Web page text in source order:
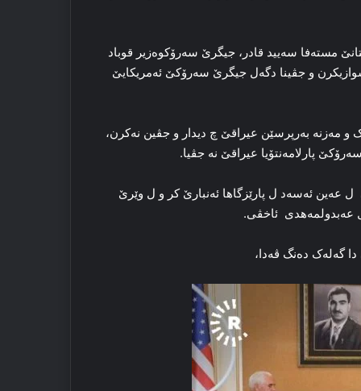
مسته‌فا سه‌یید قادر، جیگرێ سه‌رۆکوەزیر قوباد
و جڤینا دگه‌ل جیگرێ سه‌رۆکێ ئەمریکایێ
مەزنە بەرپرسێن عیراقێ چ دیدار و جڤین نەکرن،
پارلامەنتۆیا عیراقێ نە جڤیا.
عەین ئەسەد ل پارێزگاها ئەنبارێ کر و ل وێرێ
عەبدولمەهدی ئاخڤی.
گەلەک دەنگ ڤەدا،